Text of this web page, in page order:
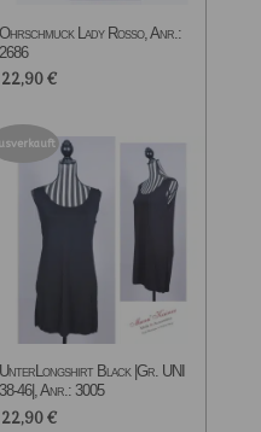
Ohrschmuck Lady Rosso, Anr.:
2686
22,90€
UnterLongshirt Black |Gr. UNI
38-46|, Anr.: 3005
22,90€